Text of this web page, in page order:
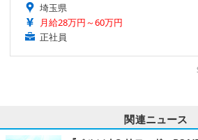
埼玉県
月給28万円～60万円
正社員
関連ニュース